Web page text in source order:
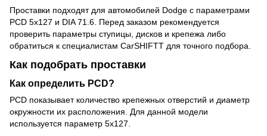
Проставки подходят для автомобилей Dodge с параметрами
PCD 5x127 и DIA 71.6. Перед заказом рекомендуется
проверить параметры ступицы, дисков и крепежа либо
обратиться к специалистам CarSHIFTT для точного подбора.
Как подобрать проставки
Как определить PCD?
PCD показывает количество крепежных отверстий и диаметр
окружности их расположения. Для данной модели
используется параметр 5x127.